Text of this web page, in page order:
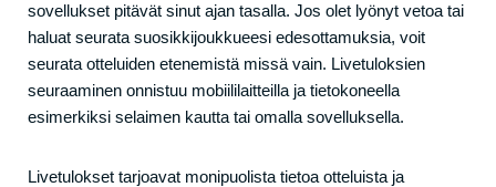
sovellukset pitävät sinut ajan tasalla. Jos olet lyönyt vetoa tai
haluat seurata suosikkijoukkueesi edesottamuksia, voit
seurata otteluiden etenemistä missä vain. Livetuloksien
seuraaminen onnistuu mobiililaitteilla ja tietokoneella
esimerkiksi selaimen kautta tai omalla sovelluksella.
Livetulokset tarjoavat monipuolista tietoa otteluista ja